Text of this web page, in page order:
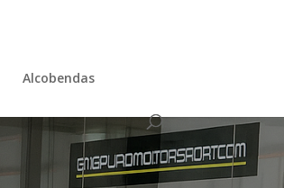
Alcobendas